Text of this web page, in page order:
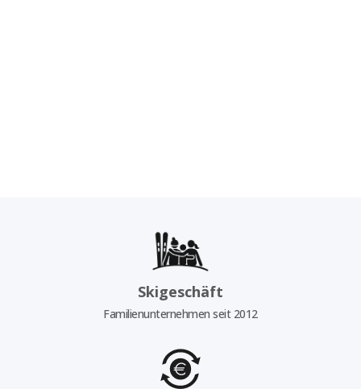
Skigeschäft
Familienunternehmen seit 2012